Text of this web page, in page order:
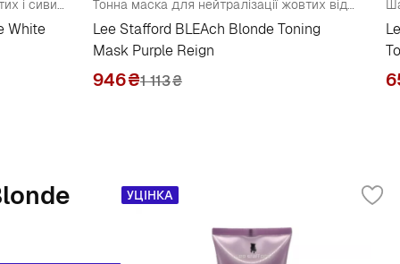
Тонкувальна маска для попелястих і сивих відтінків
White
Тонна маска для нейтралізації жовтих відтінків
Lee Stafford BLEAch Blonde Toning
Mask Purple Reign
946₴1 113₴
УЦІНКА